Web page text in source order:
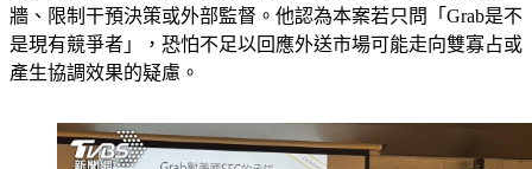
牆、限制干預決策或外部監督。他認為本案若只問「Grab是不
是現有競爭者」，恐怕不足以回應外送市場可能走向雙寡占或
產生協調效果的疑慮。